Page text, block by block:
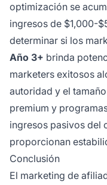
optimización se
ingresos de $1,000-
determinar si los
Año 3+ brinda
marketers exitosos
autoridad y el
premium y
ingresos pasivos del
proporcionan
Conclusión
El marketing de